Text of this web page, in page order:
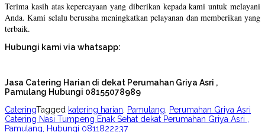
Terima kasih atas kepercayaan yang diberikan kepada kami untuk melayani
Anda. Kami selalu berusaha meningkatkan pelayanan dan memberikan yang
terbaik.
Hubungi kami via whatsapp:
Jasa Catering Harian di dekat Perumahan Griya Asri ,
Pamulang Hubungi 08155078989
CateringTagged katering harian, Pamulang, Perumahan Griya Asri
Post
Catering Nasi Tumpeng Enak Sehat dekat Perumahan Griya Asri ,
Pamulang, Hubungi 0811822237